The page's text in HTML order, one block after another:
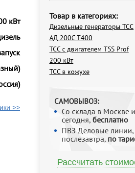
Товар в категориях:
Дизельные генераторы ТСС
АД 200С Т400
ТСС с двигателем TSS Prof
200 кВт
ТСС в кожухе
САМОВЫВОЗ:
Со склада в Москве
сегодня, бесплатно
ПВЗ Деловые
послезавтра, по
Рассчитать
кВт
>>